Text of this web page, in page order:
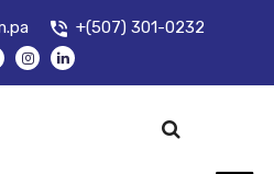
+(507) 301-0232